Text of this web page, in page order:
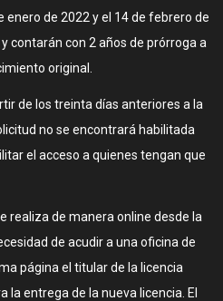
enero de 2022 y el 14 de febrero de
contarán con 2 años de prórroga a
original.
de los treinta días anteriores a la
no se encontrará habilitada
el acceso a quienes tengan que
realiza de manera online desde la
de acudir a una oficina de
página el titular de la licencia
la entrega de la nueva licencia. El